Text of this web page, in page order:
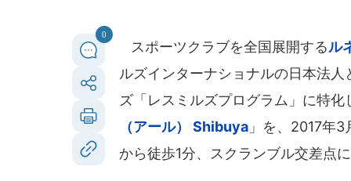
0
スポーツクラブを全国展開するル
ルズインターナショナルの日本法
ズ「レスミルズプログラム」に特
（アール） Shibuya 」を、2017年
から徒歩1分、スクランブル交差点